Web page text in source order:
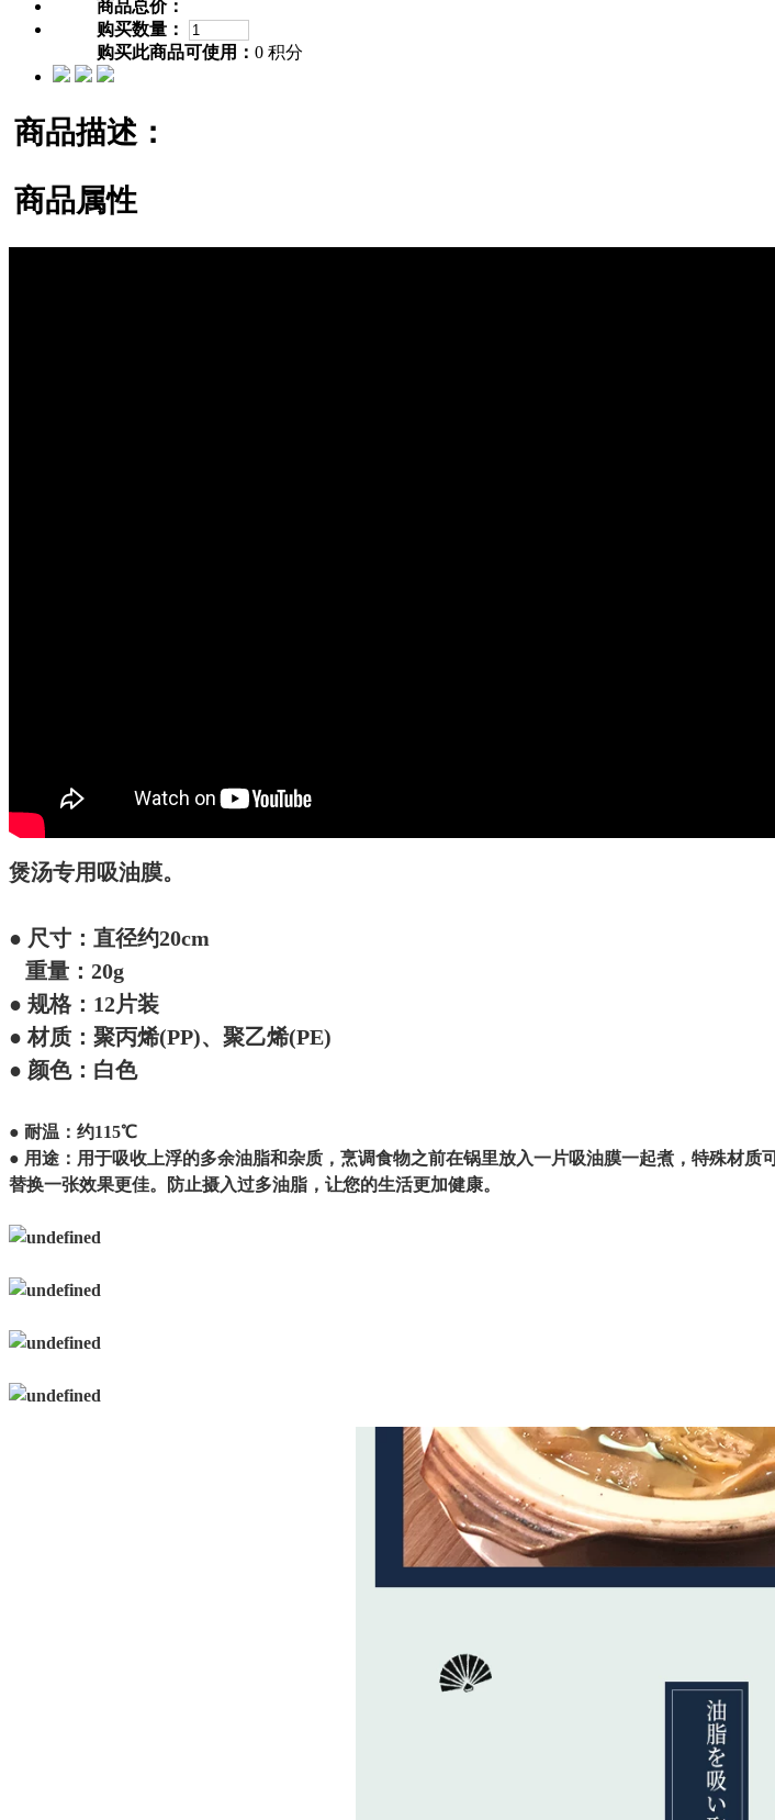
商品总价：
购买数量：
购买此商品可使用： 0 积分
商品描述：
商品属性
煲汤专用吸油膜。
● 尺寸：直径约20cm
重量：20g
● 规格：12片装
● 材质：聚丙烯(PP)、聚乙烯(PE)
● 颜色：白色
● 耐温：约115℃
● 用途：用于吸收上浮的多余油脂和杂质，烹调食物之前在锅里放入一片吸油膜一起煮，特殊材
替换一张效果更佳。防止摄入过多油脂，让您的生活更加健康。